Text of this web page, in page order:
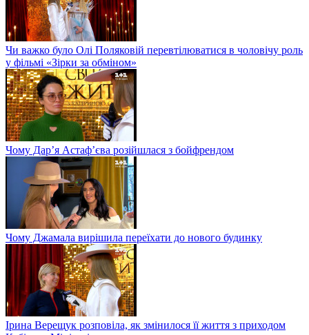
Чи важко було Олі Поляковій перевтілюватися в чоловічу роль
у фільмі «Зірки за обміном»
Чому Дар’я Астаф’єва розійшлася з бойфрендом
Чому Джамала вирішила переїхати до нового будинку
Ірина Верещук розповіла, як змінилося її життя з приходом